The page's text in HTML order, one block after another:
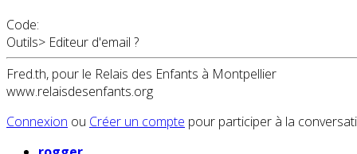
Code:
Outils> Editeur d'email ?
Fred.th, pour le Relais des Enfants à Montpellier
www.relaisdesenfants.org
Connexion ou Créer un compte pour participer à la